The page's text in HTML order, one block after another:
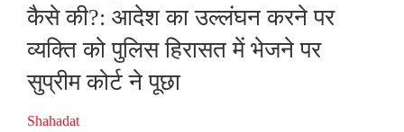
कैसे की?: आदेश का उल्लंघन करने पर
व्यक्ति को पुलिस हिरासत में भेजने पर
सुप्रीम कोर्ट ने पूछा
Shahadat